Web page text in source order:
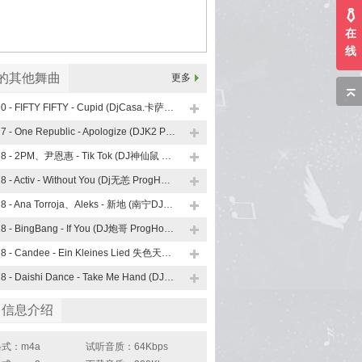
其他舞曲 更多
120 - FIFTY FIFTY - Cupid (DjCasa.卡萨 ProgHouse Mix)
127 - One Republic - Apologize (DJK2 ProgHouse Mix)
128 - 2PM、尹恩惠 - Tik Tok (DJ神仙鼠 ProgHouse Mix)
128 - Activ - Without You (Dj无恙 ProgHouse Mix 无心睡眠鼓)
128 - Ana Torroja、Aleks - 新地 (南宁DJ星少 ProgHouse Mix)
128 - BingBang - If You (DJ炮哥 ProgHouse Mix)
128 - Candee - Ein Kleines Lied 失色天空 (DJK2 ProgHouse Mix)
128 - Daishi Dance - Take Me Hand (DJRichz ProgHouse Mix)
息介绍
：m4a
试听音质：64Kbps
在
线